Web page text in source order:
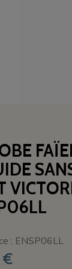
: ENSP06LL
€